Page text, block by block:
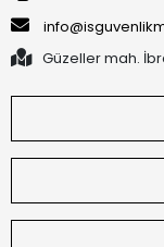
Güzeller mah.